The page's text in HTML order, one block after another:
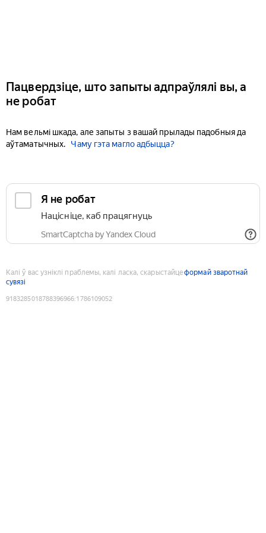
Пацвердзіце, што запыты адпраўлялі вы, а
не робат
Нам вельмі шкада, але запыты з вашай прылады падобныя да
аўтаматычных.
Чаму гэта магло адбыцца?
Я не робат
Націсніце, каб працягнуць
SmartCaptcha by Yandex Cloud
Калі ў вас узніклі праблемы, калі ласка, скарыстайцеформай зваротнай
сувязі
9183285018788396966:1786109052